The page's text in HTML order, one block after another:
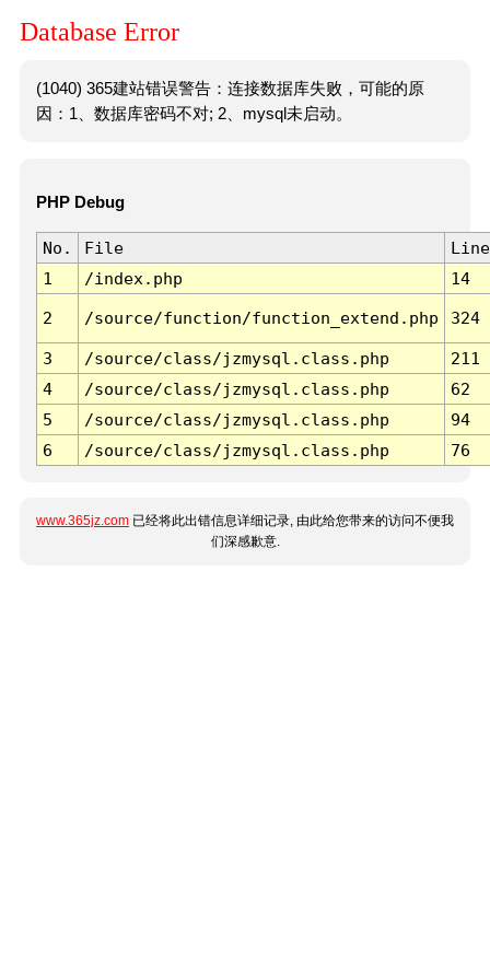
Database Error
(1040) 365建站错误警告：连接数据库失败，可能的原
因：1、数据库密码不对; 2、mysql未启动。
PHP Debug
No. File
Line
1
/index.php 14
2 /source/function/function_extend.php 324
3 /source/class/jzmysql.class.php
211
4
/source/class/jzmysql.class.php
62
5
/source/class/jzmysql.class.php
94
6
/source/class/jzmysql.class.php 76
www.365jz.com 已经将此出错信息详细记录, 由此给您带来的访问不便我
们深感歉意.